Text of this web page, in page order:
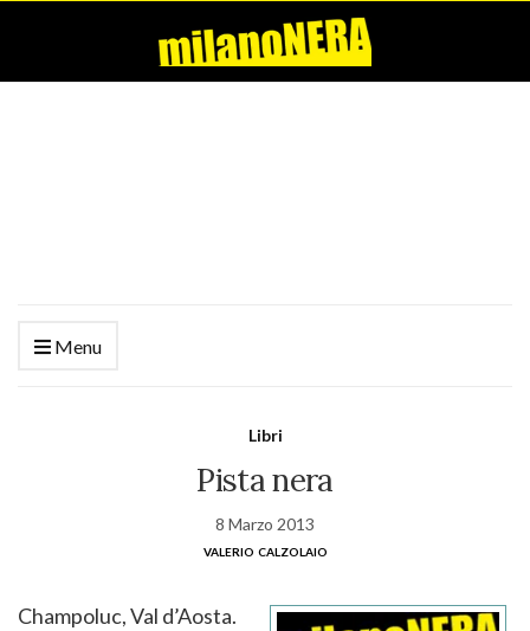
Menu
Libri
Pista nera
8 Marzo 2013
valerio calzolaio
Champoluc, Val d’Aosta.